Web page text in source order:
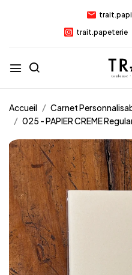
trait.papeterie
Accueil
Carnet
025 - PAPIER CREME